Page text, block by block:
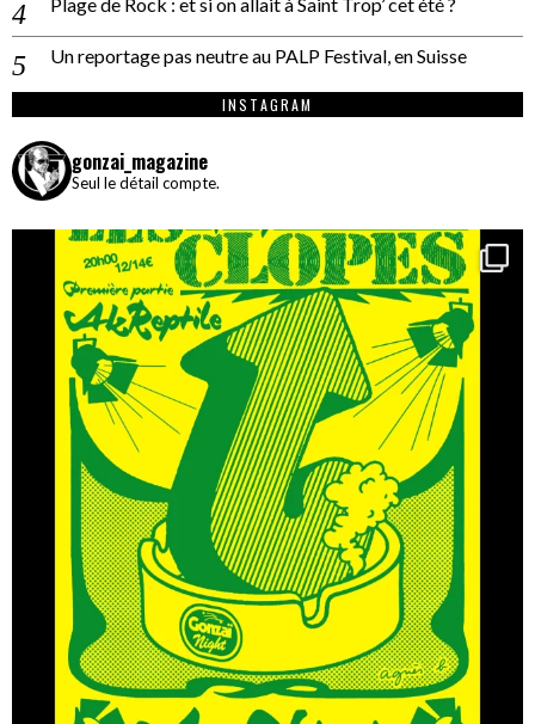
Un reportage pas neutre au PALP Festival, en Suisse
INSTAGRAM
gonzai_magazine
Seul le détail compte.